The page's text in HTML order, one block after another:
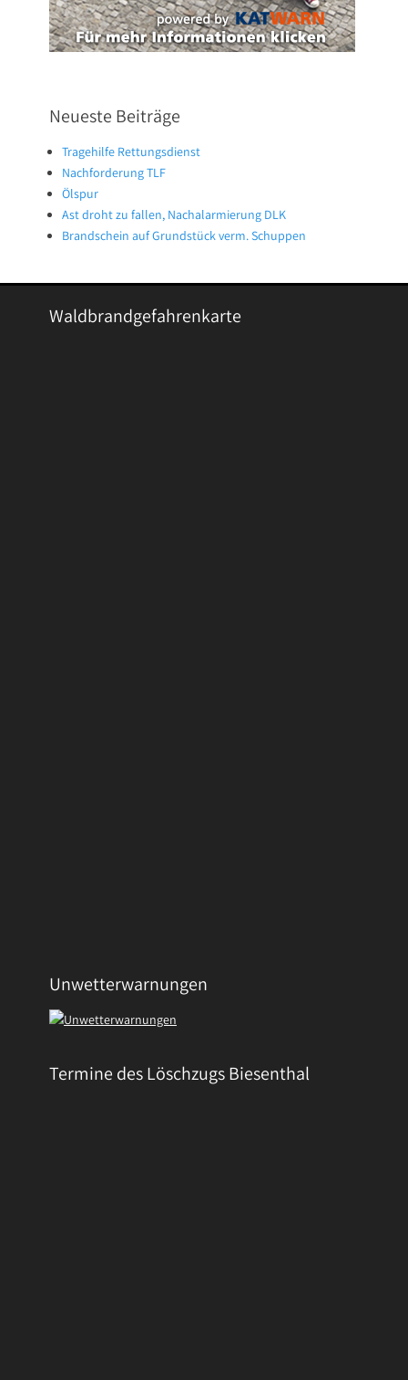
Neueste Beiträge
Tragehilfe Rettungsdienst
Nachforderung TLF
Ölspur
Ast droht zu fallen, Nachalarmierung DLK
Brandschein auf Grundstück verm. Schuppen
Waldbrandgefahrenkarte
Unwetterwarnungen
Termine des Löschzugs Biesenthal